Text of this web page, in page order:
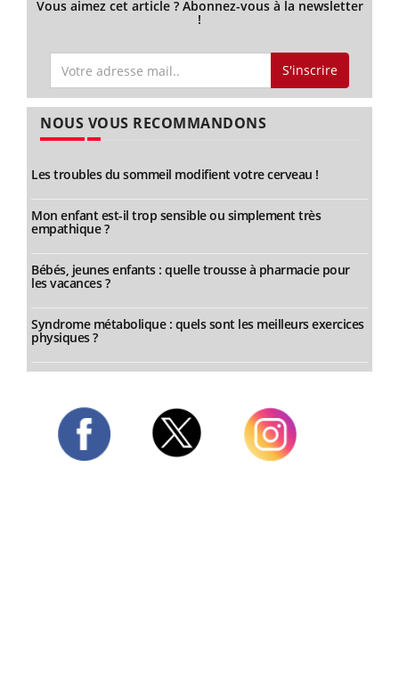
Vous aimez cet article ? Abonnez-vous à la newsletter
!
S'inscrire
NOUS VOUS RECOMMANDONS
Les troubles du sommeil modifient votre cerveau !
Mon enfant est-il trop sensible ou simplement très
empathique ?
Bébés, jeunes enfants : quelle trousse à pharmacie pour
les vacances ?
Syndrome métabolique : quels sont les meilleurs exercices
physiques ?